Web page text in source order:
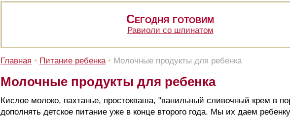
Сегодня готовим
Равиоли со шпинатом
Главная • Питание ребенка • Молочные продукты для ребенка
Молочные продукты для ребенка
Кислое молоко, пахтанье, простокваша, "ванильный сливочный крем в
дополнять детское питание уже в конце второго года. Мы их даем